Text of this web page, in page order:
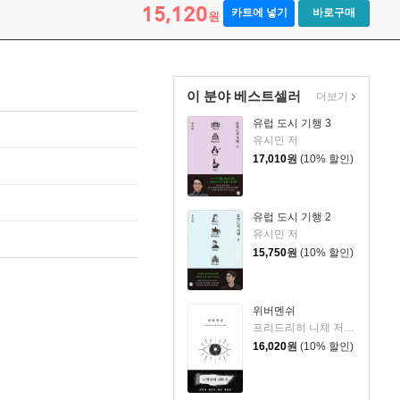
15,120원 카트에 넣기 바로구매
이 분야 베스트셀러
유럽 도시 기행 3
유시민 저
17,010원 (10% 할인)
유럽 도시 기행 2
유시민 저
15,750원 (10% 할인)
위버멘쉬
프리드리히 니체 저/어나니머스 역
16,020원 (10% 할인)
더보기